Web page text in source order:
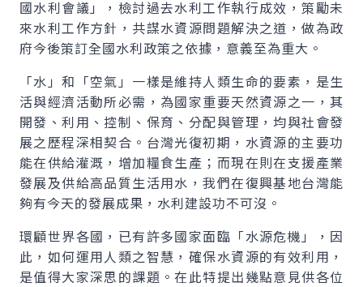
國水利會議」，檢討過去水利工作執行成效，策勵未
來水利工作方針，共謀水資源問題解決之道，做為政
府今後策訂全國水利政策之依據，意義至為重大。
「水」和「空氣」一樣是維持人類生命的要素，是生
活與經濟活動所必需，為國家重要天然資源之一，其
開發、利用、控制、保育、分配與管理，均與社會發
展之歷程深相契合。台灣光復初期，水資源的主要功
能在供給灌溉，增加糧食生產；而現在則在支援產業
發展及供給高品質生活用水，我們在復興基地台灣能
夠有今天的發展成果，水利建設功不可沒。
環顧世界各國，已有許多國家面臨「水源危機」，因
此，如何運用人類之智慧，確保水資源的有效利用，
是值得大家深思的課題。在此特提出幾點意見供各位